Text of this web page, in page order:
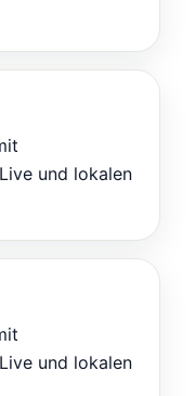
und lokalen
und lokalen